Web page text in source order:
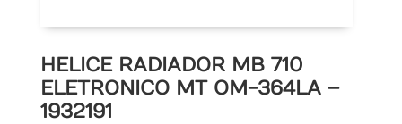
HELICE RADIADOR MB 710
ELETRONICO MT OM-364LA –
1932191